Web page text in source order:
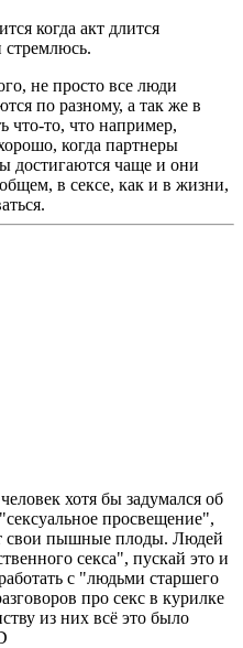
когда акт длится
стремлюсь.
не просто все люди
по разному, а так же в
что-то, что например,
когда партнеры
достигаются чаще и они
в сексе, как и в жизни,
хотя бы задумался об
просвещение",
свои пышные плоды. Людей
секса", пускай это и
с "людьми старшего
про секс в курилке
из них всё это было